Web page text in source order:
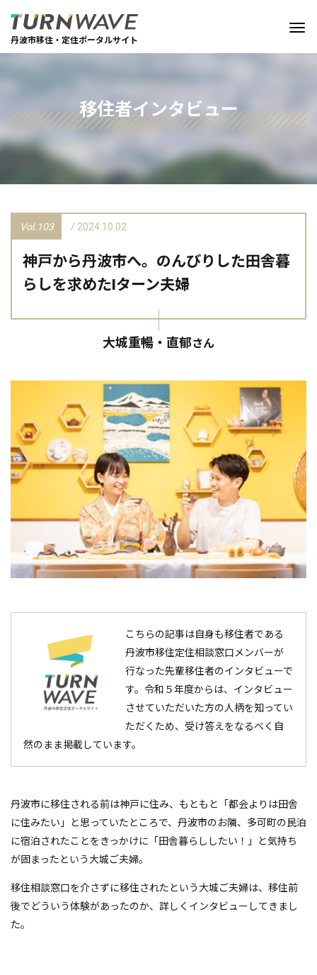
丹波市移住・定住ポータルサイト
移住者インタビュー
Vol.103 / 2024.10.02
神戸から丹波市へ。のんびりした田舎暮
らしを求めたIターン夫婦
大城重暢・直郁さん
こちらの記事は自身も移住者である
丹波市移住定住相談窓口メンバーが
行なった先輩移住者のインタビューで
す。令和５年度からは、インタビュー
させていただいた方の人柄を知ってい
ただくため、受け答えをなるべく自
然のまま掲載しています。
丹波市に移住される前は神戸に住み、もともと「都会よりは田舎
に住みたい」と思っていたところで、丹波市のお隣、多可町の民泊
に宿泊されたことをきっかけに「田舎暮らししたい！」と気持ち
が固まったという大城ご夫婦。
移住相談窓口を介さずに移住されたという大城ご夫婦は、移住前
後でどういう体験があったのか、詳しくインタビューしてきまし
た。